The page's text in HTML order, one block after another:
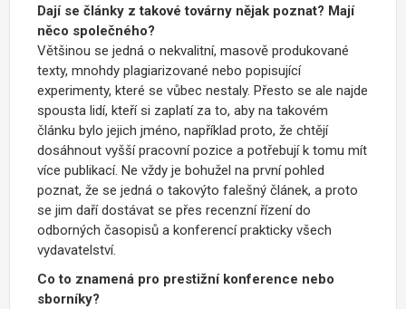
Dají se články z takové továrny nějak poznat? Mají
něco společného?
Většinou se jedná o nekvalitní, masově produkované
texty, mnohdy plagiarizované nebo popisující
experimenty, které se vůbec nestaly. Přesto se ale najde
spousta lidí, kteří si zaplatí za to, aby na takovém
článku bylo jejich jméno, například proto, že chtějí
dosáhnout vyšší pracovní pozice a potřebují k tomu mít
více publikací. Ne vždy je bohužel na první pohled
poznat, že se jedná o takovýto falešný článek, a proto
se jim daří dostávat se přes recenzní řízení do
odborných časopisů a konferencí prakticky všech
vydavatelství.
Co to znamená pro prestižní konference nebo
sborníky?